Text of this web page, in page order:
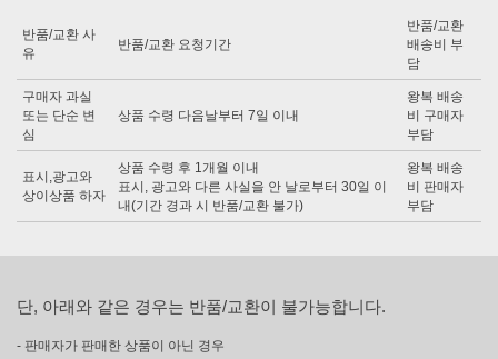
반품/교환 사
유
반품/교환 요청기간
반품/교환
배송비 부
담
구매자 과실
또는 단순 변
심
상품 수령 다음날부터 7일 이내
왕복 배송
비 구매자
부담
표시,광고와
상이상품 하자
상품 수령 후 1개월 이내
표시, 광고와 다른 사실을 안 날로부터 30일 이
내(기간 경과 시 반품/교환 불가)
왕복 배송
비 판매자
부담
단, 아래와 같은 경우는 반품/교환이 불가능합니다.
- 판매자가 판매한 상품이 아닌 경우